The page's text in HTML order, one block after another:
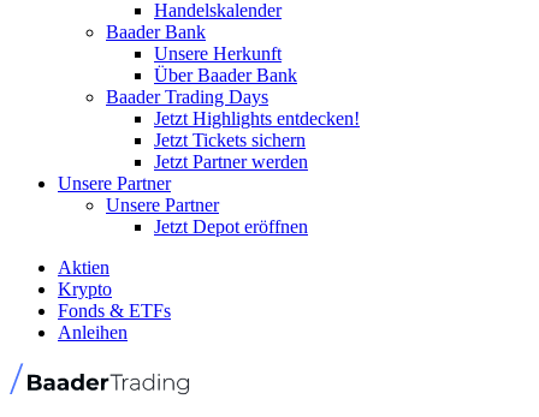
Handelskalender
Baader Bank
Unsere Herkunft
Über Baader Bank
Baader Trading Days
Jetzt Highlights entdecken!
Jetzt Tickets sichern
Jetzt Partner werden
Unsere Partner
Unsere Partner
Jetzt Depot eröffnen
Aktien
Krypto
Fonds & ETFs
Anleihen